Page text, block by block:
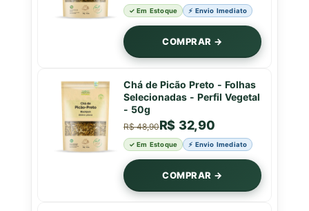
✓ Em Estoque ⚡ Envio Imediato
COMPRAR →
Chá de Picão Preto - Folhas
Selecionadas - Perfil Vegetal
- 50g
R$ 48,90R$ 32,90
✓ Em Estoque ⚡ Envio Imediato
COMPRAR →